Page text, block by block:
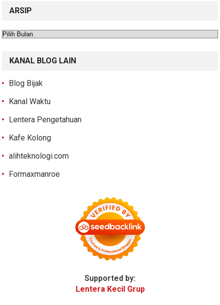
ARSIP
Arsip
KANAL BLOG LAIN
Blog Bijak
Kanal Waktu
Lentera Pengetahuan
Kafe Kolong
alihteknologi.com
Formaxmanroe
Supported by:
Lentera Kecil Grup